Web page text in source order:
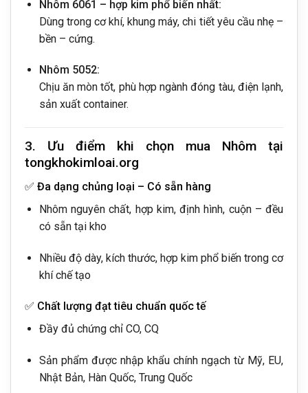
Nhôm 6061 – hợp kim phổ biến nhất:
Dùng trong cơ khí, khung máy, chi tiết yêu cầu nhẹ –
bền – cứng.
Nhôm 5052:
Chịu ăn mòn tốt, phù hợp ngành đóng tàu, điện lạnh,
sản xuất container.
3. Ưu điểm khi chọn mua Nhôm tại
tongkhokimloai.org
✅ Đa dạng chủng loại – Có sẵn hàng
Nhôm nguyên chất, hợp kim, định hình, cuộn – đều
có sẵn tại kho
Nhiều độ dày, kích thước, hợp kim phổ biến trong cơ
khí chế tạo
✅ Chất lượng đạt tiêu chuẩn quốc tế
Đầy đủ chứng chỉ CO, CQ
Sản phẩm được nhập khẩu chính ngạch từ Mỹ, EU,
Nhật Bản, Hàn Quốc, Trung Quốc